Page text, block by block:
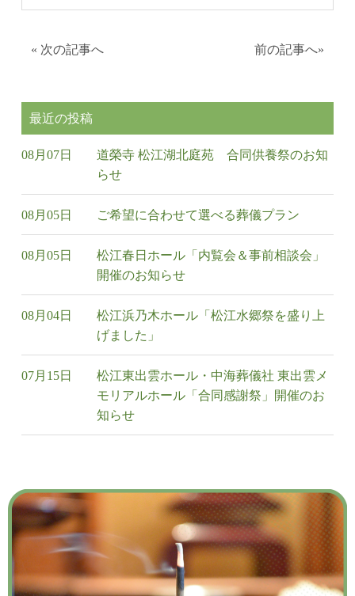
前の記事へ»
« 次の記事へ
最近の投稿
08月07日
道榮寺 松江湖北庭苑 合同供養祭のお知
らせ
08月05日 ご希望に合わせて選べる葬儀プラン
08月05日
松江春日ホール「内覧会＆事前相談会」
開催のお知らせ
08月04日
松江浜乃木ホール「松江水郷祭を盛り上
げました」
07月15日
松江東出雲ホール・中海葬儀社 東出雲メ
モリアルホール「合同感謝祭」開催のお
知らせ